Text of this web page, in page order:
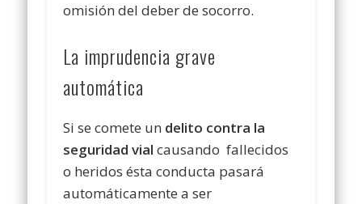
omisión del deber de socorro.
La imprudencia grave
automática
Si se comete un delito contra la
seguridad vial causando fallecidos
o heridos ésta conducta pasará
automáticamente a ser